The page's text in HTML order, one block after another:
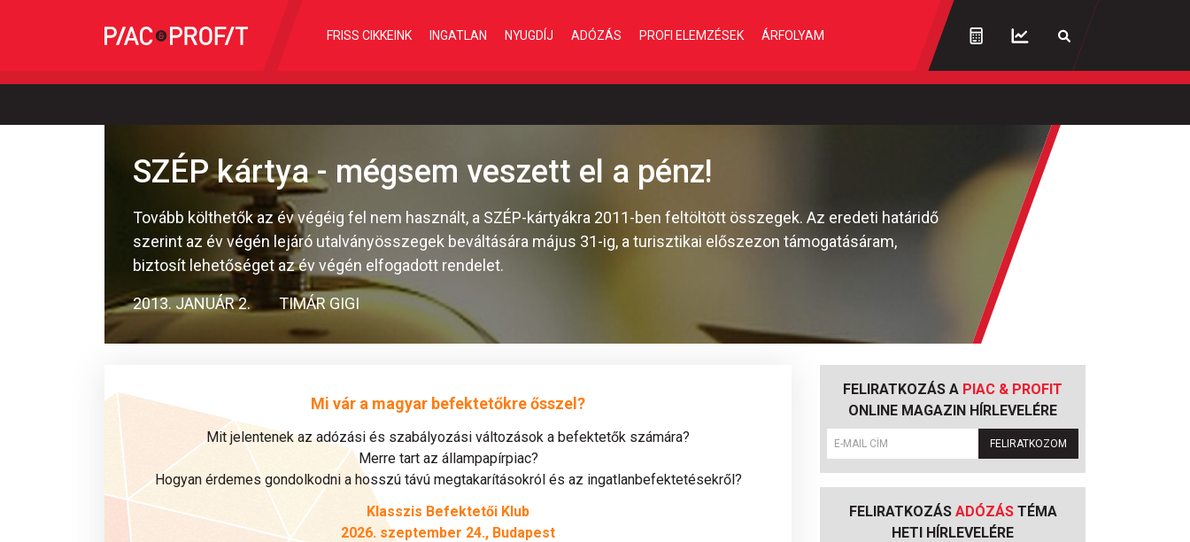
FRISS CIKKEINK INGATLAN NYUGDÍJ ADÓZÁS PROFI ELEMZÉSEK ÁRFOLYAM
SZÉP kártya - mégsem veszett el a pénz!
Tovább költhetők az év végéig fel nem használt, a SZÉP-kártyákra 2011-ben feltöltött összegek. Az eredeti határidő
szerint az év végén lejáró utalványösszegek beváltására május 31-ig, a turisztikai előszezon támogatásáram,
biztosít lehetőséget az év végén elfogadott rendelet.
2013. JANUÁR 2. TIMÁR GIGI
Mi vár a magyar befektetőkre ősszel?
Mit jelentenek az adózási és szabályozási változások a befektetők számára?
Merre tart az állampapírpiac?
Hogyan érdemes gondolkodni a hosszú távú megtakarításokról és az ingatlanbefektetésekről?
Klasszis Befektetői Klub
2026. szeptember 24., Budapest
FELIRATKOZÁS A PIAC & PROFIT
ONLINE MAGAZIN HÍRLEVELÉRE
FELIRATKOZOM
FELIRATKOZÁS ADÓZÁSTÉMA
HETI HÍRLEVELÉRE